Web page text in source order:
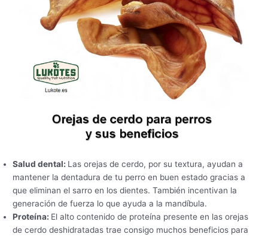
Salud dental: Las orejas de cerdo, por su textura, ayudan a
mantener la dentadura de tu perro en buen estado gracias a
que eliminan el sarro en los dientes. También incentivan la
generación de fuerza lo que ayuda a la mandíbula.
Proteína: El alto contenido de proteína presente en las orejas
de cerdo deshidratadas trae consigo muchos beneficios para